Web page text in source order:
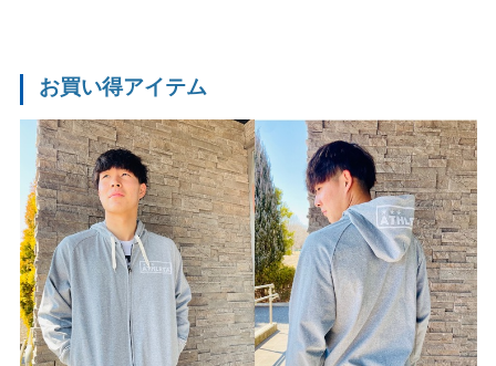
お買い得アイテム